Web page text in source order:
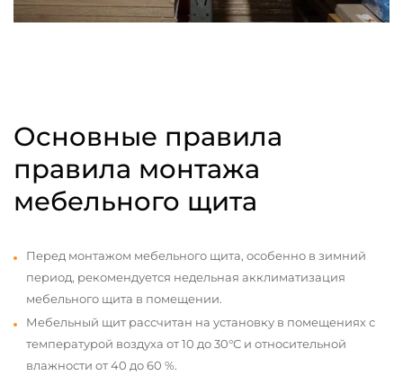
Основные правила
правила монтажа
мебельного щита
Перед монтажом мебельного щита, особенно в зимний
период, рекомендуется недельная акклиматизация
мебельного щита в помещении.
Мебельный щит рассчитан на установку в помещениях с
температурой воздуха от 10 до 30°С и относительной
влажности от 40 до 60 %.